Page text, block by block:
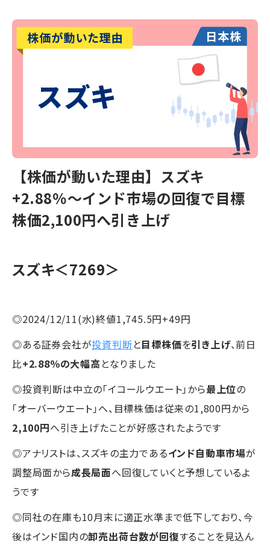
【株価が動いた理由】スズキ
+2.88％～インド市場の回復で目標
株価2,100円へ引き上げ
スズキ＜7269＞
◎2024/12/11(水)終値1,745.5円+49円
◎ある証券会社が投資判断と目標株価を引き上げ、前日
比+2.88％の大幅高 となりました
◎投資判断は中立の「イコールウエート」から最上位の
「オーバーウエート」へ、目標株価は従来の1,800円から
2,100円へ引き上げたことが好感されたようです
◎アナリストは、スズキの主力であるインド自動車市場が
調整局面から成長局面へ回復していくと予想しているよ
うです
◎同社の在庫も10月末に適正水準まで低下しており、今
後はインド国内の卸売出荷台数が回復することを見込ん